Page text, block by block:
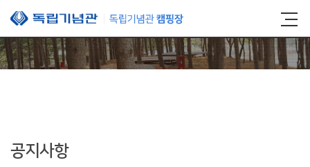
본문 바로가기
공지사항